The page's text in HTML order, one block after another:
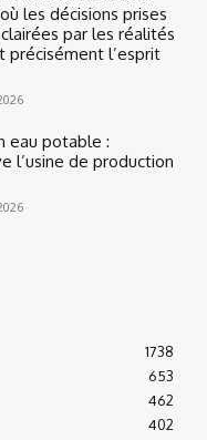
les décisions prises
par les réalités
précisément l’esprit
eau potable :
l’usine de production
1738
653
462
402